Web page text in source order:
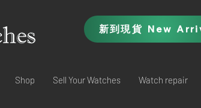
新到現貨 New
Shop Sell Your Watches Watch repair